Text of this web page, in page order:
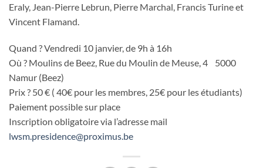
Eraly, Jean-Pierre Lebrun, Pierre Marchal, Francis Turine et
Vincent Flamand.
Quand ? Vendredi 10 janvier, de 9h à 16h
Où ? Moulins de Beez, Rue du Moulin de Meuse, 4 5000
Namur (Beez)
Prix ? 50 € ( 40€ pour les membres, 25€ pour les étudiants)
Paiement possible sur place
Inscription obligatoire via l’adresse mail
lwsm.presidence@proximus.be